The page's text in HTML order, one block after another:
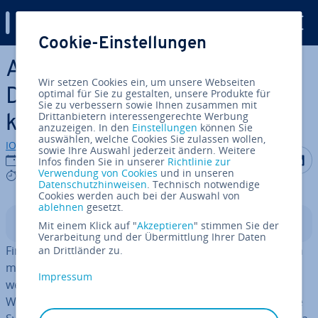
Zum Haupt­in­halt springen
Al­ter­na­ti­ven zu Firebase:
Diese sechs Da­ten­ban­ken
können über­zeu­gen
IONOS Redaktion
29.04.2025
8 mins
Auf Auf
In­halts­ver­zeich­nis
Firebase ist eine Datenbank, die für die Ent­wick­lung von
mobilen und Web­an­wen­dun­gen sehr beliebt ist. Auch
wenn die Lösung von Google in vielen Fällen eine gute
Wahl ist, kann es je nach Ein­satz­zweck auch pas­sen­de­re
Cookie-Einstellungen
Wir setzen Cookies ein, um unsere Webseiten
optimal für Sie zu gestalten, unsere Produkte für
Sie zu verbessern sowie Ihnen zusammen mit
Drittanbietern interessengerechte Werbung
anzuzeigen. In den Einstellungen können Sie
auswählen, welche Cookies Sie zulassen wollen,
sowie Ihre Auswahl jederzeit ändern. Weitere
Infos finden Sie in unserer Richtlinie zur
Verwendung von Cookies und in unseren
Datenschutzhinweisen. Technisch notwendige
Cookies werden auch bei der Auswahl von
ablehnen gesetzt.
Mit einem Klick auf "Akzeptieren" stimmen Sie der
Verarbeitung und der Übermittlung Ihrer Daten
an Drittländer zu.
Impressum